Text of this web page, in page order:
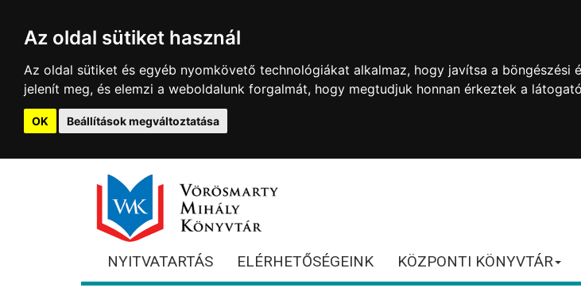
Az oldal sütiket használ
Az oldal sütiket és egyéb nyomkövető technológiákat alkalmaz, hogy javítsa a
jelenít meg, és elemzi a weboldalunk forgalmát, hogy megtudjuk honnan érkeztek a
OK Beállítások megváltoztatása
NYITVATARTÁS ELÉRHETŐSÉGEINK KÖZPONTI KÖNYVTÁR